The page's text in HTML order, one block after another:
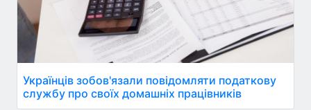
Українців зобов'язали повідомляти податкову
службу про своїх домашніх працівників